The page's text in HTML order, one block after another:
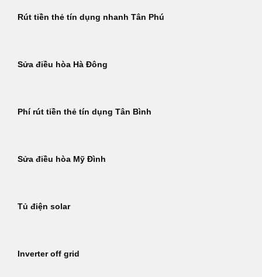
Rút tiền thẻ tín dụng nhanh Tân Phú
Sửa điều hòa Hà Đông
Phí rút tiền thẻ tín dụng Tân Bình
Sửa điều hòa Mỹ Đình
Tủ điện solar
Inverter off grid